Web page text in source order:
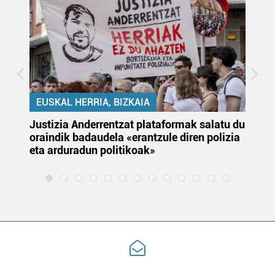
EUSKAL HERRIA, BIZKAIA
Justizia Anderrentzat plataformak salatu du
oraindik badaudela «erantzule diren polizia
eta arduradun politikoak»